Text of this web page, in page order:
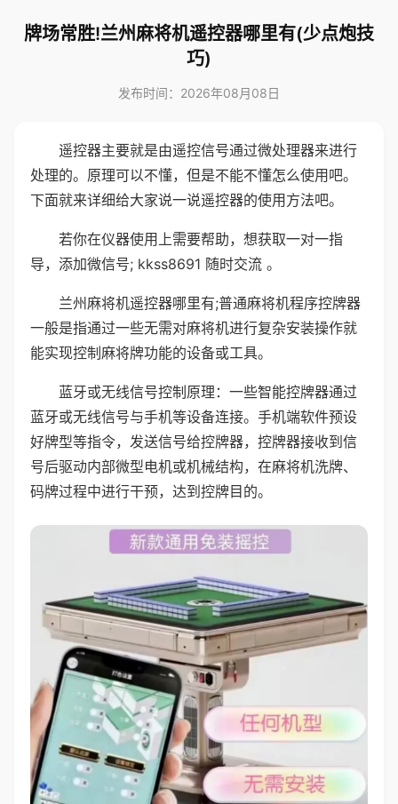
牌场常胜!兰州麻将机遥控器哪里有(少点炮技
巧)
发布时间：2026年08月08日
遥控器主要就是由遥控信号通过微处理器来进行
处理的。原理可以不懂，但是不能不懂怎么使用吧。
下面就来详细给大家说一说遥控器的使用方法吧。
若你在仪器使用上需要帮助，想获取一对一指
导，添加微信号; kkss8691 随时交流 。
兰州麻将机遥控器哪里有;普通麻将机程序控牌器
一般是指通过一些无需对麻将机进行复杂安装操作就
能实现控制麻将牌功能的设备或工具。
蓝牙或无线信号控制原理：一些智能控牌器通过
蓝牙或无线信号与手机等设备连接。手机端软件预设
好牌型等指令，发送信号给控牌器，控牌器接收到信
号后驱动内部微型电机或机械结构，在麻将机洗牌、
码牌过程中进行干预，达到控牌目的。